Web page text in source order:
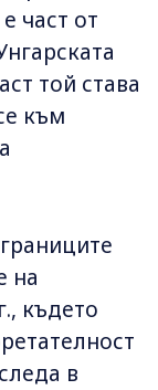
част от
той става
към
на
където
в